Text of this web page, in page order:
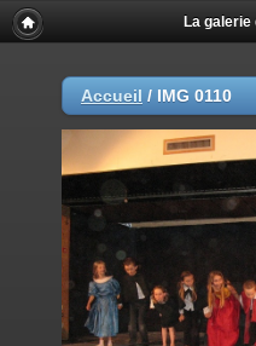
La
Accueil / IMG 0110